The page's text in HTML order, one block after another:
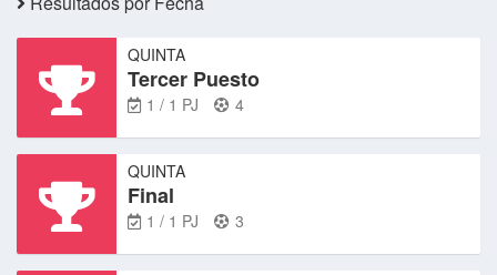
QUINTA
Tercer Puesto
1 / 1 PJ 4
QUINTA
Final
1 / 1 PJ 3